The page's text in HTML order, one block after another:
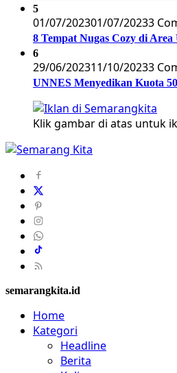
5
01/07/202301/07/20233
8 Tempat Nugas Cozy di Area
6
29/06/202311/10/20233
UNNES Menyedikan Kuota
Klik gambar di atas untuk
semarangkita.id
Home
Kategori
Headline
Berita